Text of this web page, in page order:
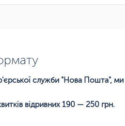
служби "Нова Пошта", ми
відривних 190 — 250 грн.